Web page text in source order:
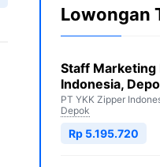
Lowongan
Staff Marketing
Indonesia,
PT YKK Zipper
Depok
Rp 5.195.720